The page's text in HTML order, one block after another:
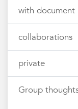
with document
collaborations
private
Group